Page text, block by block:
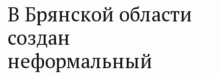
В Брянской области
создан
неформальный